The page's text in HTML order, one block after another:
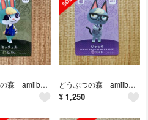
どうぶつの森 amiiboカード ミッチェル どうぶつの森 amiiboカード ジャック
¥ 1,250